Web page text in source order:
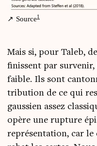
Source1
Mais si, pour Taleb,
finissent par
faible. Ils sont
tri­bu­tion de ce qui
gaus­sien assez
opère une rup­ture
repré­sen­ta­tion, car